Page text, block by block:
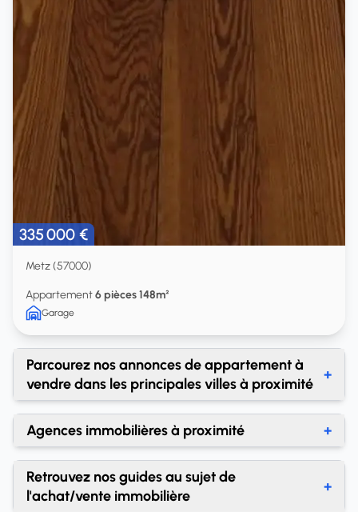
335 000 €
Metz (57000)
Appartement6 pièces 148m²
Garage
Parcourez nos annonces de appartement à
vendre dans les principales villes à proximité
+
Achat appartement Jarny
Achat appartement Creutzwald
Achat appartement Saint-Avold
Agences immobilières à proximité +
Agences immobilières Metz
Retrouvez nos guides au sujet de
l'achat/vente immobilière
+